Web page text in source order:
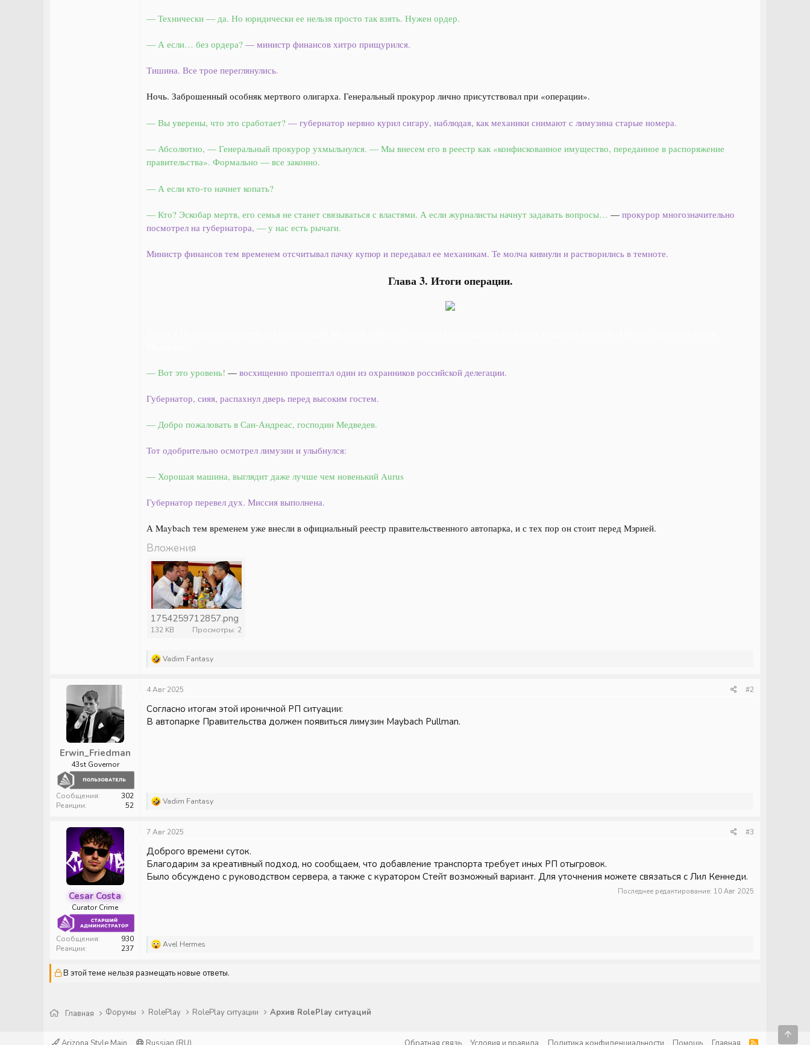
— Технически — да. Но юридически ее нельзя просто так взять. Нужен ордер.
— А если… без ордера? — министр финансов хитро прищурился.
Тишина. Все трое переглянулись.
Ночь. Заброшенный особняк мертвого олигарха. Генеральный прокурор лично присутствовал при «операции».
— Вы уверены, что это сработает? — губернатор нервно курил сигару, наблюдая, как механики снимают с лимузина старые номера.
— Абсолютно, — Генеральный прокурор ухмыльнулся. — Мы внесем его в реестр как «конфискованное имущество, переданное в распоряжение
правительства». Формально — все законно.
— А если кто-то начнет копать?
— Кто? Эскобар мертв, его семья не станет связываться с властями. А если журналисты начнут задавать вопросы… — прокурор многозначительно
посмотрел на губернатора, — у нас есть рычаги.
Министр финансов тем временем отсчитывал пачку купюр и передавал ее механикам. Те молча кивнули и растворились в темноте.
Глава 3. Итоги операции.
— Вот это уровень! — восхищенно прошептал один из охранников российской делегации.
Губернатор, сияя, распахнул дверь перед высоким гостем.
— Добро пожаловать в Сан-Андреас, господин Медведев.
Тот одобрительно осмотрел лимузин и улыбнулся:
— Хорошая машина, выглядит даже лучше чем новенький Aurus
Губернатор перевел дух. Миссия выполнена.
А Maybach тем временем уже внесли в официальный реестр правительственного автопарка, и с тех пор он стоит перед Мэрией.
Вложения
1754259712857.png
132 KB Просмотры: 2
Р
к
и
:
Vadim Fantasy
Erwin_Friedman
43st Governor
Сообщения
302
Реакции
52
4 Авг 2025 #2
Согласно итогам этой ироничной РП ситуации:
В автопарке Правительства должен появиться лимузин Maybach Pullman.
Р
к
и
и
:
Vadim Fantasy
Cesar Costa
Curator Crime
Сообщения
930
Реакции
237
7 Авг 2025 #3
Доброго времени суток.
Благодарим за креативный подход, но сообщаем, что добавление транспорта требует иных РП отыгровок.
Было обсуждено с руководством сервера, а также с куратором Стейт возможный вариант. Для уточнения можете связаться с Лил Кеннеди.
Последнее редактирование: 10 Авг 2025
Р
к
:
Avel Hermes
В этой теме нельзя размещать новые ответы.
Главная Форумы RolePlay RolePlay ситуации Архив RolePlay ситуаций
R